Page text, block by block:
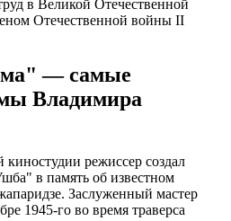
в Великой Отечественной
Отечественной войны II
— самые
Владимира
режиссер создал
в память об известном
Заслуженный мастер
1945-го во время траверса